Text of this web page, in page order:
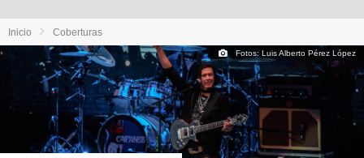
Inicio Coberturas
Fotos: Luis Alberto Pérez López